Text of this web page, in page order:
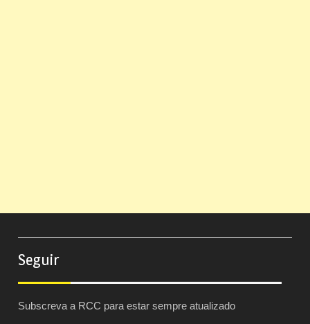
Seguir
Subscreva a RCC para estar sempre atualizado